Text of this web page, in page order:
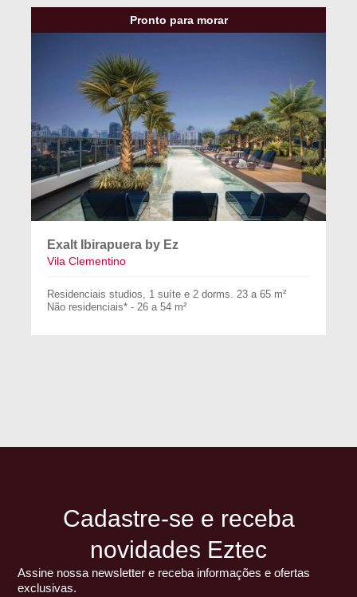
Pronto para morar
Exalt Ibirapuera by Ez
Vila Clementino
Residenciais studios, 1 suíte e 2 dorms. 23 a 65 m²
Não residenciais* - 26 a 54 m²
Cadastre-se e receba
novidades Eztec
Assine nossa newsletter e receba informações e ofertas
exclusivas.